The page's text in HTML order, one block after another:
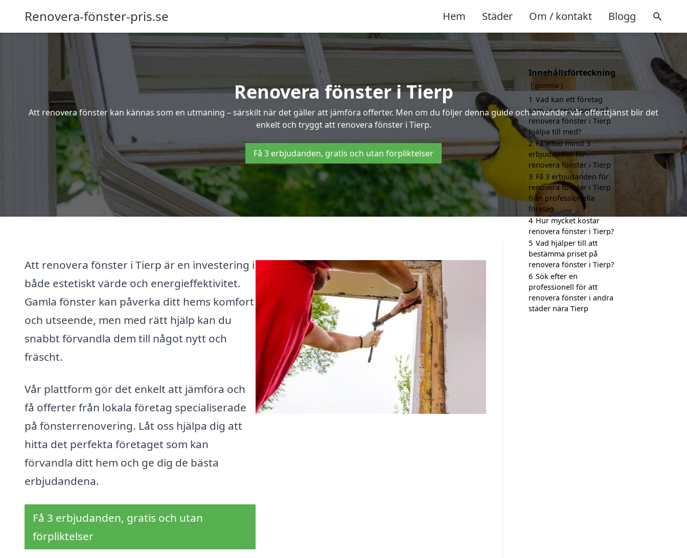
Renovera-fönster-pris.se Hem Städer Om / kontakt Blogg
Renovera fönster i Tierp
Att renovera fönster kan kännas som en utmaning – särskilt när det gäller att jämföra offerter. Men om du följer denna guide och använder vår offerttjänst blir det
enkelt och tryggt att renovera fönster i Tierp.
Få 3 erbjudanden, gratis och utan förpliktelser
Att renovera fönster i Tierp är en investering i
både estetiskt värde och energieffektivitet.
Gamla fönster kan påverka ditt hems komfort
och utseende, men med rätt hjälp kan du
snabbt förvandla dem till något nytt och
fräscht.
Vår plattform gör det enkelt att jämföra och
få offerter från lokala företag specialiserade
på fönsterrenovering. Låt oss hjälpa dig att
hitta det perfekta företaget som kan
förvandla ditt hem och ge dig de bästa
erbjudandena.
Få 3 erbjudanden, gratis och utan
förpliktelser
Innehållsförteckning
gömma
1 Vad kan ett företag
som är specialiserat på
renovera fönster i Tierp
hjälpa till med?
2 Få alltid minst 3
erbjudanden för
renovera fönster i Tierp
3 Få 3 erbjudanden för
renovera fönster i Tierp
från professionella
företag
4 Hur mycket kostar
renovera fönster i Tierp?
5 Vad hjälper till att
bestämma priset på
renovera fönster i Tierp?
6 Sök efter en
professionell för att
renovera fönster i andra
städer nära Tierp